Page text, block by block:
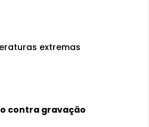
extremas
contra gravação